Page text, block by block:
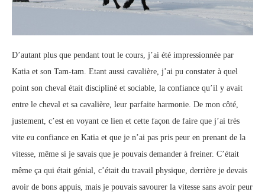
D’autant plus que pendant tout le cours, j’ai été impressionnée par
Katia et son Tam-tam. Etant aussi cavalière, j’ai pu constater à quel
point son cheval était discipliné et sociable, la confiance qu’il y avait
entre le cheval et sa cavalière, leur parfaite harmonie. De mon côté,
justement, c’est en voyant ce lien et cette façon de faire que j’ai très
vite eu confiance en Katia et que je n’ai pas pris peur en prenant de la
vitesse, même si je savais que je pouvais demander à freiner. C’était
même ça qui était génial, c’était du travail physique, derrière je devais
avoir de bons appuis, mais je pouvais savourer la vitesse sans avoir peur